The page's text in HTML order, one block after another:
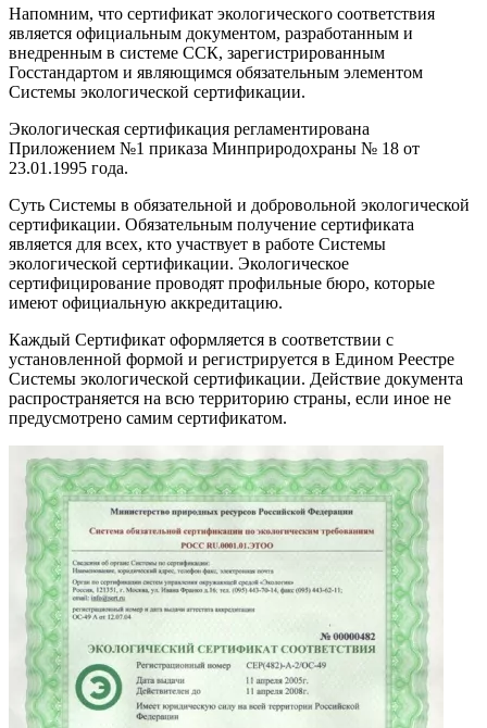
Напомним, что сертификат экологического соответствия
является официальным документом, разработанным и
внедренным в системе ССК, зарегистрированным
Госстандартом и являющимся обязательным элементом
Системы экологической сертификации.
Экологическая сертификация регламентирована
Приложением №1 приказа Минприродохраны № 18 от
23.01.1995 года.
Суть Системы в обязательной и добровольной экологической
сертификации. Обязательным получение сертификата
является для всех, кто участвует в работе Системы
экологической сертификации. Экологическое
сертифицирование проводят профильные бюро, которые
имеют официальную аккредитацию.
Каждый Сертификат оформляется в соответствии с
установленной формой и регистрируется в Едином Реестре
Системы экологической сертификации. Действие документа
распространяется на всю территорию страны, если иное не
предусмотрено самим сертификатом.